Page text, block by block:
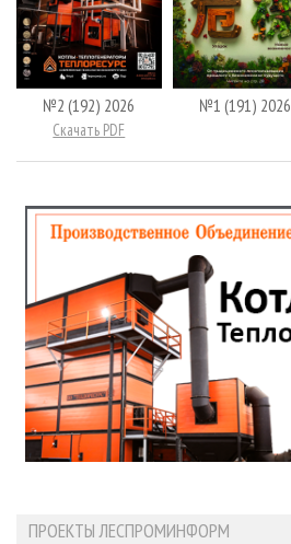
№2 (192) 2026
Скачать PDF
№1 (191) 2026
ПРОЕКТЫ ЛЕСПРОМИНФОРМ